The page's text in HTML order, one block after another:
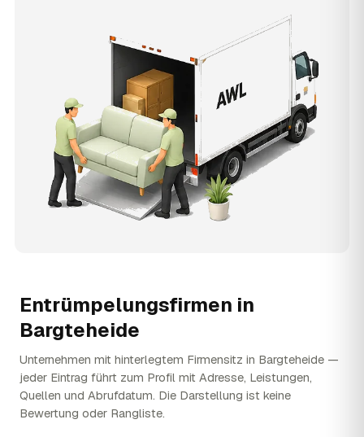
Entrümpelungsfirmen in
Bargteheide
Unternehmen mit hinterlegtem Firmensitz in Bargteheide —
jeder Eintrag führt zum Profil mit Adresse, Leistungen,
Quellen und Abrufdatum. Die Darstellung ist keine
Bewertung oder Rangliste.